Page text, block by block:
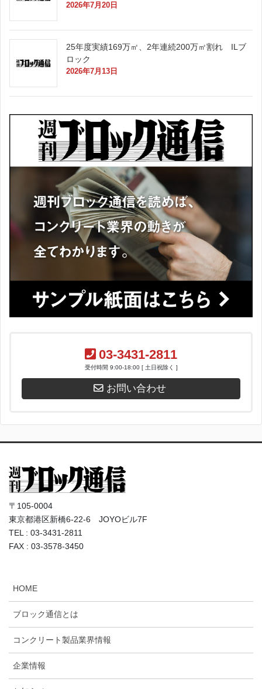
2026年7月20日
25年度実績169万㎡、2年連続200万㎡割れ ILブ
ロック
2026年7月13日
03-3431-2811
受付時間 9:00-18:00 [ 土日祝除く ]
お問い合わせ
〒105-0004
東京都港区新橋6-22-6 JOYOビル7F
TEL : 03-3431-2811
FAX : 03-3578-3450
HOME
ブロック通信とは
コンクリート製品業界情報
企業情報